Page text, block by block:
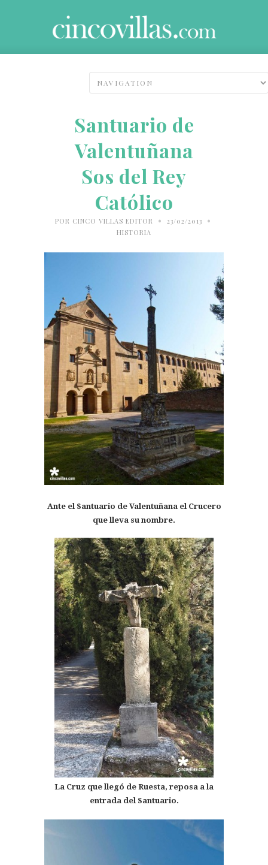
Santuario de
Valentuñana
Sos del Rey
Católico
POR CINCO VILLAS EDITOR • 23/02/2013 •
HISTORIA
Ante el Santuario de Valentuñana el Crucero
que lleva su nombre.
La Cruz que llegó de Ruesta, reposa a la
entrada del Santuario.